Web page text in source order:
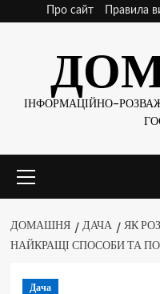
Про сайт Правила
ІНФОРМАЦІЙНО-
меню
ДОМАШНЯ ДАЧА
ЯК
НАЙКРАЩІ СПОСОБИ ТА
Дача